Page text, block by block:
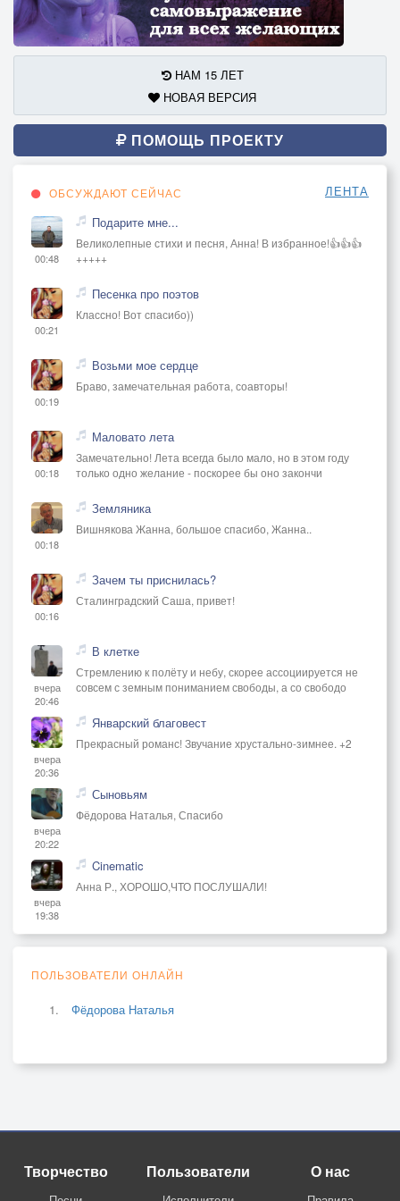
Мультики, мультики, мультики,
Я вас смотрю и смотрю.
Мультики, мультики, мультики,
С детством своим я парю.
НАМ 15 ЛЕТ
НОВАЯ ВЕРСИЯ
ПОМОЩЬ ПРОЕКТУ
ОБСУЖДАЮТ СЕЙЧАС ЛЕНТА
00:48
Подарите мне...
Великолепные стихи и песня, Анна! В избранное!👍👍👍
+++++
00:21
Песенка про поэтов
Классно! Вот спасибо))
00:19
Возьми мое сердце
Браво, замечательная работа, соавторы!
00:18
Маловато лета
Замечательно! Лета всегда было мало, но в этом году
только одно желание - поскорее бы оно закончи
00:18
Земляника
Вишнякова Жанна, большое спасибо, Жанна..
00:16
Зачем ты приснилась?
Сталинградский Саша, привет!
вчера
20:46
В клетке
Стремлению к полёту и небу, скорее ассоциируется не
совсем с земным пониманием свободы, а со свободо
вчера
20:36
Январский благовест
Прекрасный романс! Звучание хрустально-зимнее. +2
вчера
20:22
Сыновьям
Фёдорова Наталья, Спасибо
вчера
19:38
Cinematic
Анна Р., ХОРОШО,ЧТО ПОСЛУШАЛИ!
ПОЛЬЗОВАТЕЛИ ОНЛАЙН
Фёдорова Наталья
Творчество Пользователи О нас